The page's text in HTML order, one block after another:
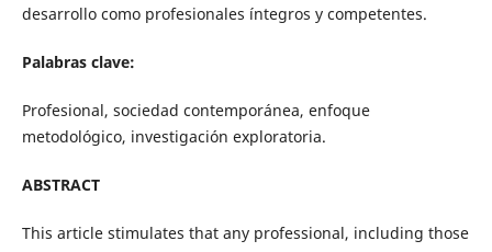
desarrollo como profesionales íntegros y competentes.
Palabras clave:
Profesional, sociedad contemporánea, enfoque
metodológico, investigación exploratoria.
ABSTRACT
This article stimulates that any professional, including those